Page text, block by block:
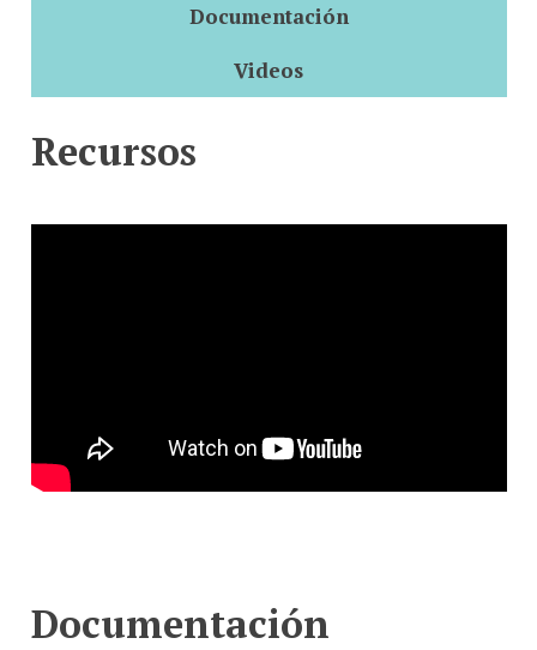
Documentación
Videos
Recursos
Documentación